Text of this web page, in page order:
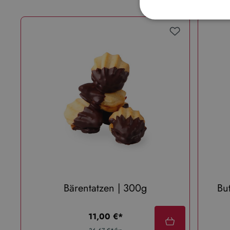
Bärentatzen | 300g
regulärer preis:
11,00 €*